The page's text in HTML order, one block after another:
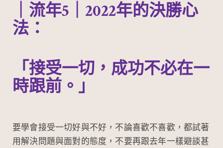
｜流年5｜2022年的決勝心
法：
「接受一切，成功不必在一
時跟前。」
要學會接受一切好與不好，不論喜歡不喜歡，都試著
用解決問題與面對的態度，不要再跟去年一樣避談甚